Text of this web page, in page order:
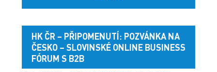
HK ČR – PŘIPOMENUTÍ: POZVÁNKA NA
ČESKO – SLOVINSKÉ ONLINE BUSINESS
FÓRUM S B2B